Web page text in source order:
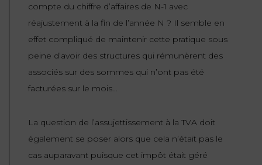
compte du chiffre d’affaires de N-1 avec
réajustement à la fin de l’année N ? Il semble en
effet compliqué de maintenir cette pratique sous
peine d’avoir des structures qui rémunèrent des
associés sur des sommes qui n’ont pas été
facturées sur le mois…
La question de l’assujettissement à la TVA doit
également se poser alors que cela n’était pas le
cas auparavant puisque cet impôt était géré